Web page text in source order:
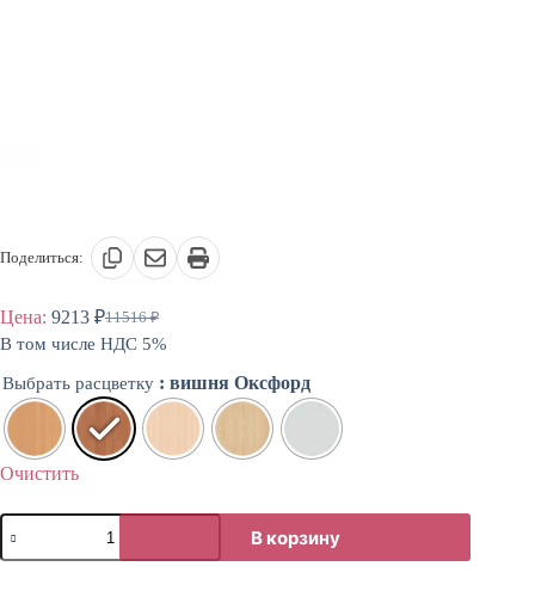
Поделиться:
Цена: 11516₽
Первоначальная
цена
11516 ₽.
9213 ₽Текущая
цена:
В том числе НДС 5%
Выбрать расцветку : вишня Оксфорд
Очистить
Количество
товара
Шкаф
В корзину